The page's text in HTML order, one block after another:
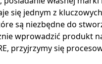
się jednym z
są niezbędne do
wprowadzić produkt
przyjrzymy się